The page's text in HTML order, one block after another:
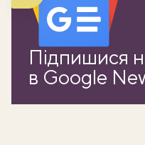
Підпишися
в Google